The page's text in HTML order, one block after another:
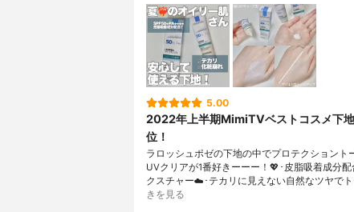
5.00
2022年上半期MimiTVベストコスメ下
位！
ラロッシュポゼの下地の中でプロテクショント
UVクリアが1番好きーーー！💖･皮脂吸着成分
クスチャー☁️･テカリに見えない自然なツヤで
きを見る